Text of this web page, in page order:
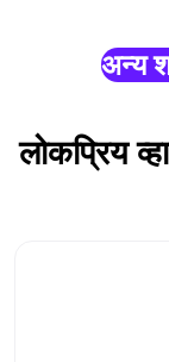
अन्य
लोकप्रिय